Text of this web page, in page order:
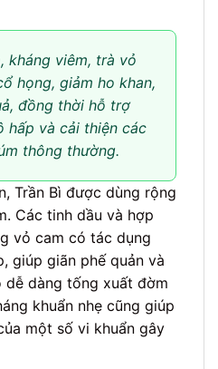
kháng viêm, trà vỏ
họng, giảm ho khan,
đồng thời hỗ trợ
hấp và cải thiện các
thông thường.
Trần Bì được dùng rộng
Các tinh dầu và hợp
vỏ cam có tác dụng
giúp giãn phế quản và
dàng tống xuất đờm
khuẩn nhẹ cũng giúp
một số vi khuẩn gây